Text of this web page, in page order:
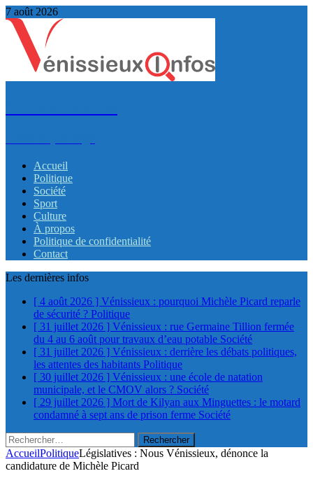
7 août 2026
Accueil
Politique
Société
Sport
Culture
À propos
Politique de confidentialité
Contact
Les dernières infos
[ 4 août 2026 ] Vénissieux : pourquoi Michèle Picard reparle
de sécurité ? Politique
[ 31 juillet 2026 ] Vénissieux : rue Germaine Tillion fermée
du 4 au 6 août pour travaux d’eau potable Société
[ 31 juillet 2026 ] Vénissieux : derrière les débats politiques,
les attentes des habitants Politique
[ 30 juillet 2026 ] Vénissieux : une école de natation
municipale, et le CMOV alors ? Société
[ 29 juillet 2026 ] Mort de Kilyan aux Minguettes : le motard
condamné à sept ans de prison ferme Société
Rechercher :
AccueilPolitiqueLégislatives : Nous Vénissieux, dénonce la
candidature de Michèle Picard